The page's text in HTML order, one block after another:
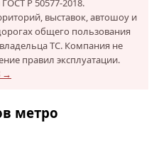
Р 50577-2018.
выставок, автошоу и
общего пользования
ТС. Компания не
правил эксплуатации.
→
метро